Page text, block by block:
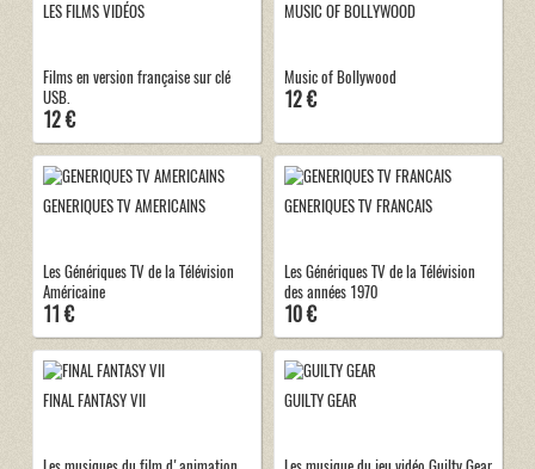
LES FILMS VIDÉOS
Films en version française sur clé
USB.
12 €
MUSIC OF BOLLYWOOD
Music of Bollywood
12 €
GENERIQUES TV AMERICAINS
Les Génériques TV de la Télévision
Américaine
11 €
GENERIQUES TV FRANCAIS
Les Génériques TV de la Télévision
des années 1970
10 €
FINAL FANTASY VII GUILTY GEAR